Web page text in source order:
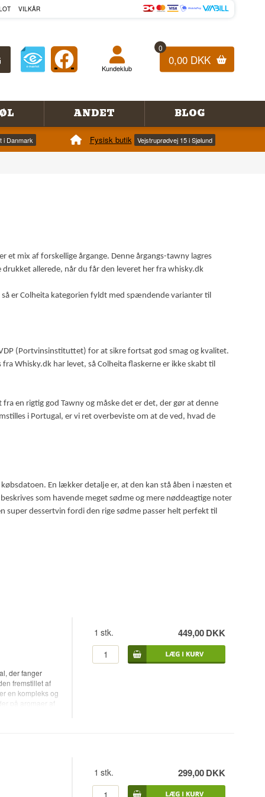
VILKÅR
0
0,00 DKK
Kundeklub
ØL ANDET BLOG
i Danmark Fysisk butik Vejstruprødvej 15 i Sjølund
mix af forskellige årgange. Denne årgangs-tawny lagres
allerede, når du får den leveret her fra whisky.dk
er Colheita kategorien fyldt med spændende varianter til
(Portvinsinstituttet) for at sikre fortsat god smag og kvalitet.
Whisky.dk har levet, så Colheita flaskerne er ikke skabt til
en rigtig god Tawny og måske det er det, der gør at denne
i Portugal, er vi ret overbeviste om at de ved, hvad de
En lækker detalje er, at den kan stå åben i næsten et
som havende meget sødme og mere nøddeagtige noter
dessertvin fordi den rige sødme passer helt perfekt til
der fanger
fremstillet af
en kompleks og
på aromaer af
1 stk. 449,00DKK
1 stk. 299,00DKK